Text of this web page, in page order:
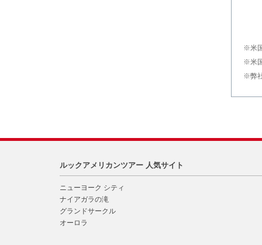
※米
※米
※弊
ルックアメリカンツアー 人気サイト
ニューヨーク シティ
ナイアガラの滝
グランドサークル
オーロラ